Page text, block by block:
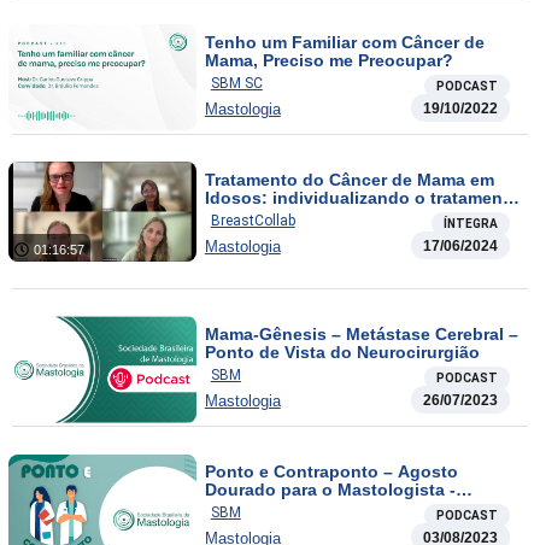
Tenho um Familiar com Câncer de
Mama, Preciso me Preocupar?
SBM SC PODCAST
Mastologia 19/10/2022
01:16:57
Tratamento do Câncer de Mama em
Idosos: individualizando o tratamento
e minimizando riscos
BreastCollab ÍNTEGRA
Mastologia 17/06/2024
Mama-Gênesis – Metástase Cerebral –
Ponto de Vista do Neurocirurgião
SBM PODCAST
Mastologia 26/07/2023
Ponto e Contraponto – Agosto
Dourado para o Mastologista -
Amamentação e Complicações
SBM PODCAST
Mastologia 03/08/2023